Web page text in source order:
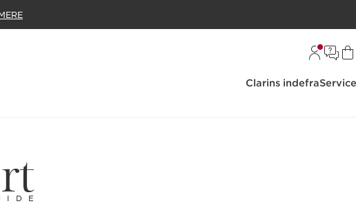
Clarins indefra